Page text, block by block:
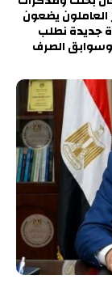
العاملون يضعون
جديدة نطلب
وسوابق الصرف